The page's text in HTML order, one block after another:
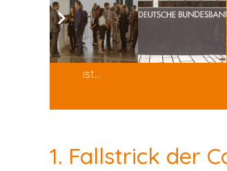
denn bspw. sind die alle
Teilleitungstabellen nach
und damit einfach
Erfahren Sie mehr darüber,
ist…
1. Fallstrick der